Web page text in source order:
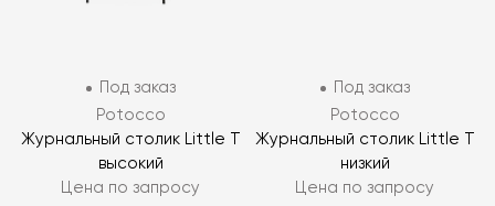
Под заказ
Potocco
Журнальный столик Little T
высокий
Цена по запросу
Под заказ
Potocco
Журнальный столик Little T
низкий
Цена по запросу